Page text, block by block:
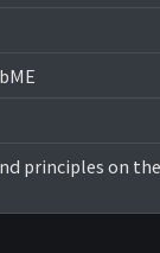
principles on the